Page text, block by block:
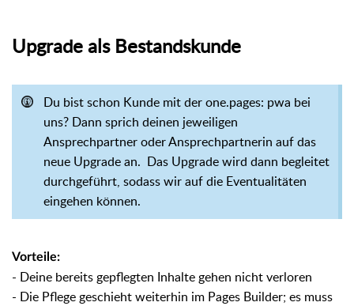
Upgrade als Bestandskunde
Du bist schon Kunde mit der one.pages: pwa bei
uns? Dann sprich deinen jeweiligen
Ansprechpartner oder Ansprechpartnerin auf das
neue Upgrade an. Das Upgrade wird dann begleitet
durchgeführt, sodass wir auf die Eventualitäten
eingehen können.
Vorteile:
- Deine bereits gepflegten Inhalte gehen nicht verloren
- Die Pflege geschieht weiterhin im Pages Builder; es muss